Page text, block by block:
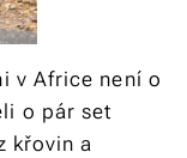
v Africe není o
o pár set
křovin a